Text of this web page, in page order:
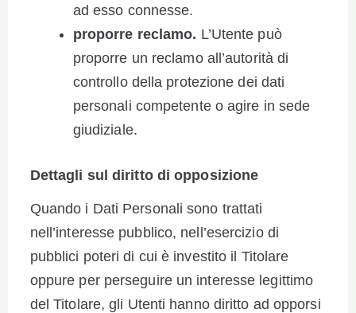
ad esso connesse.
proporre reclamo. L’Utente può
proporre un reclamo all’autorità di
controllo della protezione dei dati
personali competente o agire in sede
giudiziale.
Dettagli sul diritto di opposizione
Quando i Dati Personali sono trattati
nell’interesse pubblico, nell’esercizio di
pubblici poteri di cui è investito il Titolare
oppure per perseguire un interesse legittimo
del Titolare, gli Utenti hanno diritto ad opporsi